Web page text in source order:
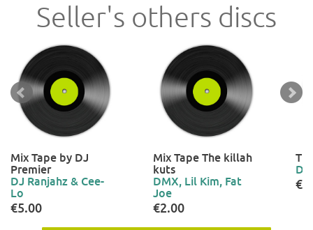
Seller's others discs
Mix Tape by DJ
Premier
DJ Ranjahz & Cee-
Lo
€5.00
Mix Tape The killah
kuts
DMX, Lil Kim, Fat
Joe
€2.00
Dr